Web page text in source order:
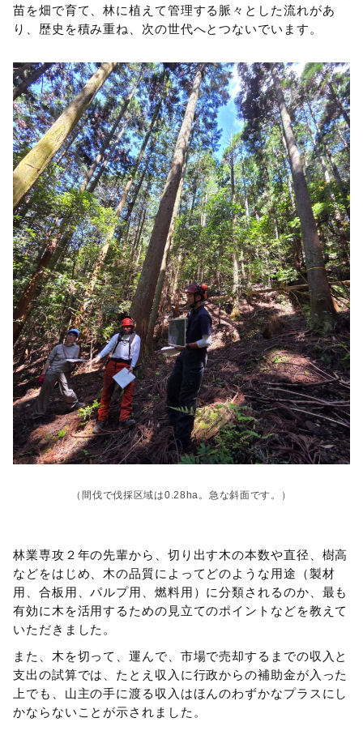
苗を畑で育て、林に植えて管理する脈々とした流れがあ
り、歴史を積み重ね、次の世代へとつないでいます。
（間伐で伐採区域は0.28ha。急な斜面です。）
林業専攻２年の先輩から、切り出す木の本数や直径、樹高
などをはじめ、木の品質によってどのような用途（製材
用、合板用、パルプ用、燃料用）に分類されるのか、最も
有効に木を活用するための見立てのポイントなどを教えて
いただきました。
また、木を切って、運んで、市場で売却するまでの収入と
支出の試算では、たとえ収入に行政からの補助金が入った
上でも、山主の手に渡る収入はほんのわずかなプラスにし
かならないことが示されました。